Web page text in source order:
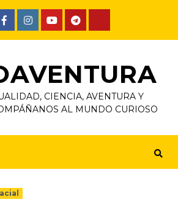
CIENCIA, AVENTURA Y
AL MUNDO CURIOSO